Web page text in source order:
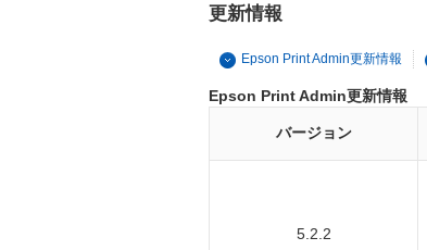
更新情報
Epson Print Admin更新情報
Epson Print Admin更新情報
バージョン
5.2.2